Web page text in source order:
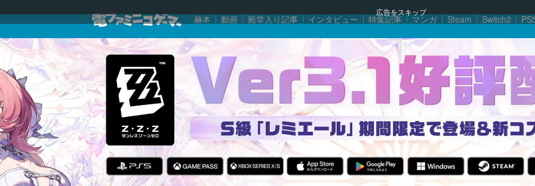
広告をスキップ
赫本 動画 殿堂入り記事 インタビュー 特集記事 マンガ Steam Switch2